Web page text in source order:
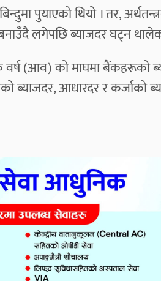
पुयाएको थियो । तर,
बनाउँदै लगेपछि ब्याजदर घट्न
वर्ष (आव) को माघमा बैंकहरूको
ब्याजदर, आधारदर र कर्जाको